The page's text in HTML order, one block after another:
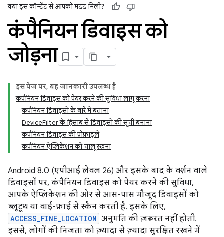
क्या इस कॉन्टेंट से आपको मदद मिली?
कंपैनियन डिवाइस को
जोड़ना
इस पेज पर, यह जानकारी उपलब्ध है
कंपैनियन डिवाइस को पेयर करने की सुविधा लागू करना
कंपैनियन डिवाइसों के बारे में बताना
DeviceFilter के हिसाब से डिवाइसों की सूची बनाना
कंपैनियन डिवाइस की प्रोफ़ाइलें
कंपैनियन ऐप्लिकेशन को चालू रखना
Android 8.0 (एपीआई लेवल 26) और इसके बाद के वर्शन वाले
डिवाइसों पर, कंपैनियन डिवाइस को पेयर करने की सुविधा,
आपके ऐप्लिकेशन की ओर से आस-पास मौजूद डिवाइसों को
ब्लूटूथ या वाई-फ़ाई से स्कैन करती है. इसके लिए,
ACCESS_FINE_LOCATION अनुमति की ज़रूरत नहीं होती.
इससे, लोगों की निजता को ज़्यादा से ज़्यादा सुरक्षित रखने में